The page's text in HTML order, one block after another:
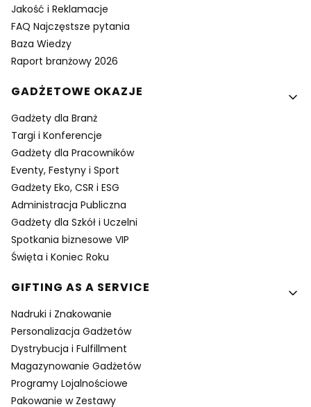
Jakość i Reklamacje
FAQ Najczęstsze pytania
Baza Wiedzy
Raport branżowy 2026
GADŻETOWE OKAZJE
Gadżety dla Branż
Targi i Konferencje
Gadżety dla Pracowników
Eventy, Festyny i Sport
Gadżety Eko, CSR i ESG
Administracja Publiczna
Gadżety dla Szkół i Uczelni
Spotkania biznesowe VIP
Święta i Koniec Roku
GIFTING AS A SERVICE
Nadruki i Znakowanie
Personalizacja Gadżetów
Dystrybucja i Fulfillment
Magazynowanie Gadżetów
Programy Lojalnościowe
Pakowanie w Zestawy